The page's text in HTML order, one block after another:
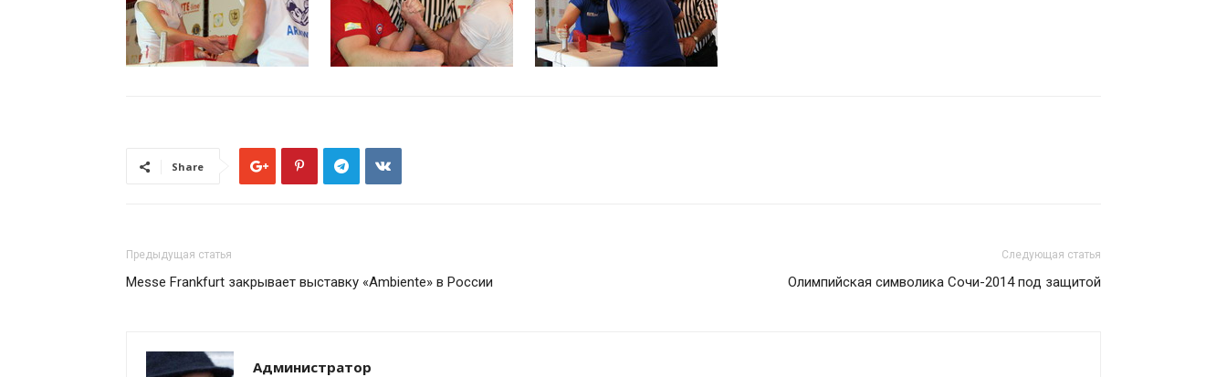
Share
Предыдущая статья
Messe Frankfurt закрывает выставку «Ambiente» в России
Следующая статья
Олимпийская символика Сочи-2014 под защитой
Администратор